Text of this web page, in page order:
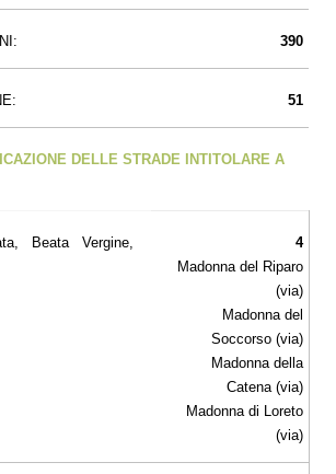
390
51
DELLE STRADE INTITOLARE A
Beata Vergine,
4
Madonna del Riparo
(via)
Madonna del
Soccorso (via)
Madonna della
Catena (via)
Madonna di Loreto
(via)